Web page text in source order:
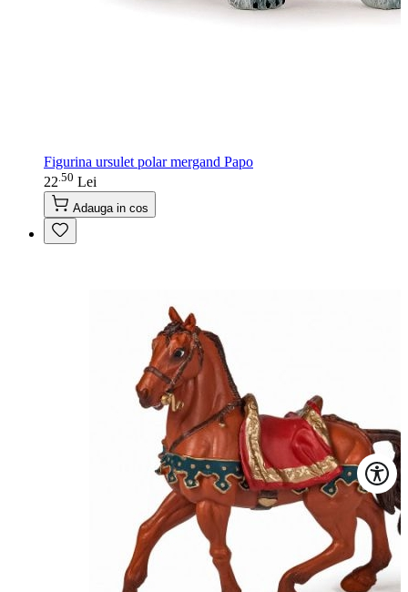
Figurina ursulet polar mergand Papo
22.50 Lei
Adauga in cos